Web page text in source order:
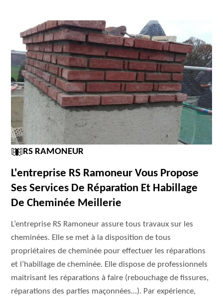
RS RAMONEUR
L'entreprise RS Ramoneur Vous Propose
Ses Services De Réparation Et Habillage
De Cheminée Meillerie
L’entreprise RS Ramoneur assure tous travaux sur les
cheminées. Elle se met à la disposition de tous
propriétaires de cheminée pour effectuer les réparations
et l’habillage de cheminée. Elle dispose de professionnels
maitrisant les réparations à faire (rebouchage de fissures,
réparations des parties maçonnées…). Par expérience,